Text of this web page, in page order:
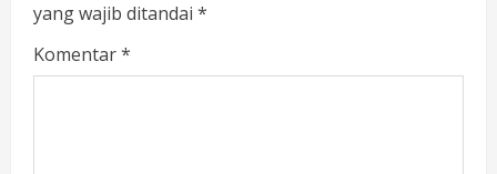
yang wajib ditandai *
Komentar*